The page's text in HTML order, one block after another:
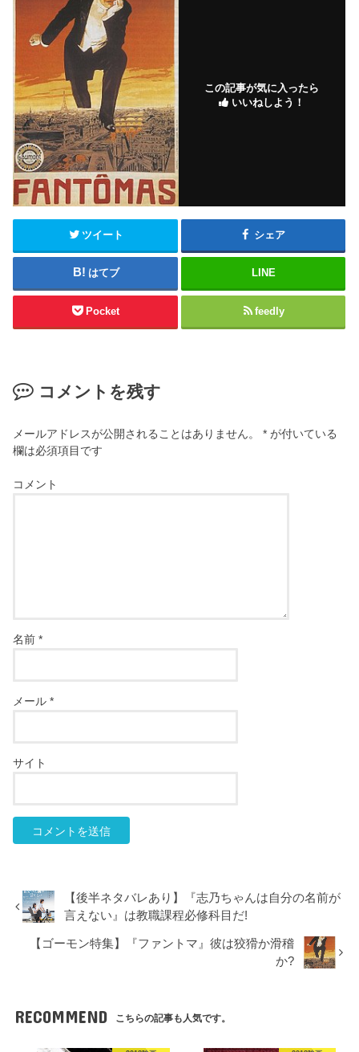
この記事が気に入ったら
いいねしよう！
ツイート シェア
はてブ LINE
Pocket feedly
コメントを残す
メールアドレスが公開されることはありません。 * が付いている
欄は必須項目です
コメント
名前*
メール*
サイト
【後半ネタバレあり】『志乃ちゃんは自分の名前が
言えない』は教職課程必修科目だ!
【ゴーモン特集】『ファントマ』彼は狡猾か滑稽
か?
RECOMMEND こちらの記事も人気です。